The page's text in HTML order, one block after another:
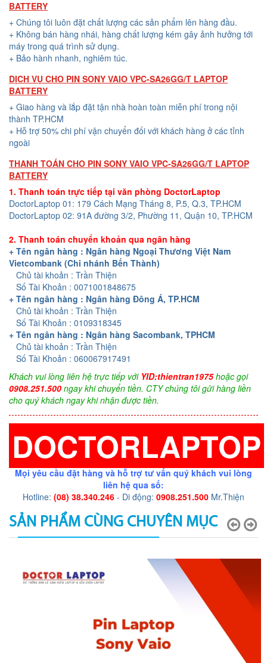
BATTERY
+ Chúng tôi luôn đặt chất lượng các sản phẩm lên hàng đầu.
+ Không bán hàng nhái, hàng chất lượng kém gây ảnh hưởng tới
máy trong quá trình sử dụng.
+ Bảo hành nhanh, nghiêm túc.
DỊCH VỤ CHO PIN SONY VAIO VPC-SA26GG/T LAPTOP
BATTERY
+ Giao hàng và lắp đặt tận nhà hoàn toàn miễn phí trong nội
thành TP.HCM
+ Hỗ trợ 50% chi phí vận chuyển đối với khách hàng ở các tỉnh
ngoài
THANH TOÁN CHO PIN SONY VAIO VPC-SA26GG/T LAPTOP
BATTERY
1. Thanh toán trực tiếp tại văn phòng DoctorLaptop
DoctorLaptop 01: 179 Cách Mạng Tháng 8, P.5, Q.3, TP.HCM
DoctorLaptop 02: 91A đường 3/2, Phường 11, Quận 10, TP.HCM
2. Thanh toán chuyển khoản qua ngân hàng
+ Tên ngân hàng : Ngân hàng Ngoại Thương Việt Nam
Vietcombank (Chi nhánh Bến Thành)
Chủ tài khoản : Trần Thiện
Số Tài Khoản : 0071001848675
+ Tên ngân hàng : Ngân hàng Đông Á, TP.HCM
Chủ tài khoản : Trần Thiện
Số Tài Khoản : 0109318345
+ Tên ngân hàng : Ngân hàng Sacombank, TPHCM
Chủ tài khoản : Trần Thiện
Số Tài Khoản : 060067917491
Khách vui lòng liên hệ trực tiếp với YID:thientran1975hoặc gọi
0908.251.500 ngay khi chuyển tiền. CTY chúng tôi gửi hàng liền
cho quý khách ngay khi nhận được tiền.
DOCTORLAPTOP
Mọi yêu cầu đặt hàng và hỗ trợ tư vấn quý khách vui lòng
liên hệ qua số:
Hotline: (08) 38.340.246 - Di động: 0908.251.500 Mr.Thiện
SẢN PHẨM CÙNG CHUYÊN MỤC